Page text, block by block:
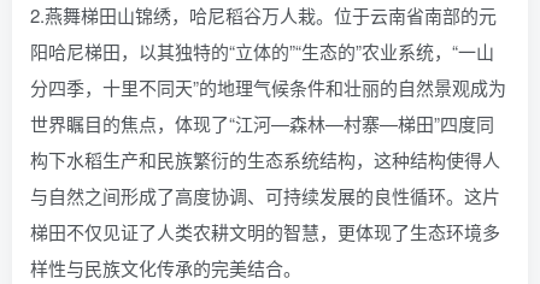
2.燕舞梯田山锦绣，哈尼稻谷万人栽。位于云南省南部的元
阳哈尼梯田，以其独特的“立体的”“生态的”农业系统，“一山
分四季，十里不同天”的地理气候条件和壮丽的自然景观成为
世界瞩目的焦点，体现了“江河—森林—村寨—梯田”四度同
构下水稻生产和民族繁衍的生态系统结构，这种结构使得人
与自然之间形成了高度协调、可持续发展的良性循环。这片
梯田不仅见证了人类农耕文明的智慧，更体现了生态环境多
样性与民族文化传承的完美结合。